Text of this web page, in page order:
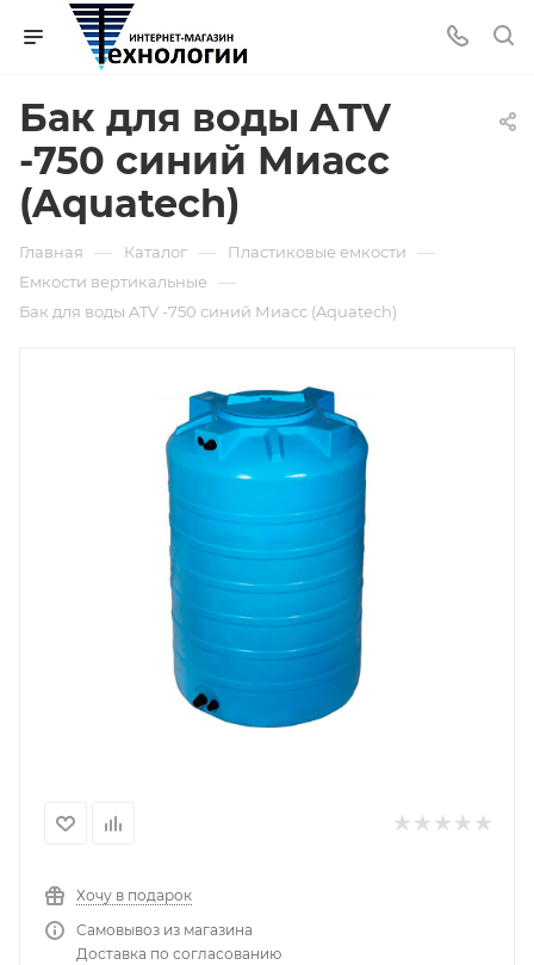
Бак для воды ATV
-750 синий Миасс
(Aquatech)
Главная — Каталог — Пластиковые емкости —
Емкости вертикальные —
Бак для воды ATV -750 синий Миасс (Aquatech)
Хочу в подарок
Самовывоз из магазина
Доставка по согласованию